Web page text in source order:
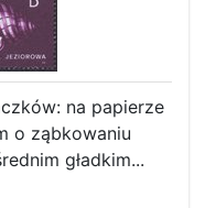
na papierze
o ząbkowaniu
gładkim...